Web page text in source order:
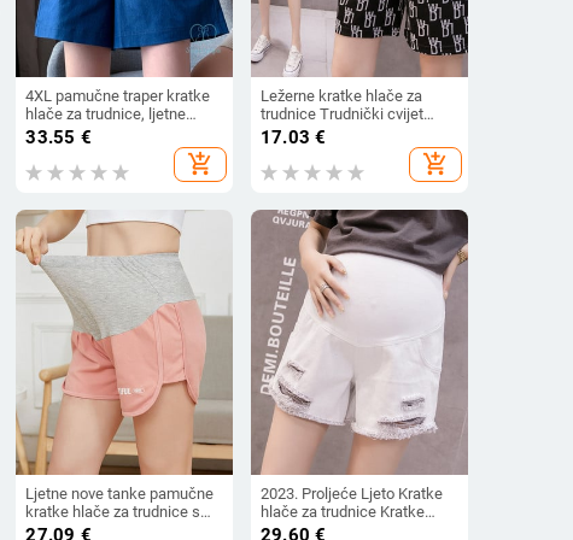
4XL pamučne traper kratke
hlače za trudnice, ljetne
ležerne široke nogavice
široke trbušne odjeće za
trudnice veće veličine
33.55 €
add_shopping_cart
Ležerne kratke hlače za
trudnice Trudnički cvijet
Ljetni trbuščić Denim Looe
17.03 €
add_shopping_cart
Ljetne nove tanke pamučne
kratke hlače za trudnice s
podesivim kratkim hlačama
27.09 €
2023. Proljeće Ljeto Kratke
hlače za trudnice Kratke
hlače za trudnice Traperice
29.60 €